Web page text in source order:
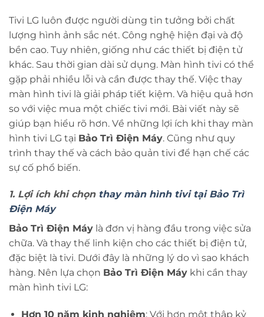
Tivi LG luôn được người dùng tin tưởng bởi chất
lượng hình ảnh sắc nét. Công nghệ hiện đại và độ
bền cao. Tuy nhiên, giống như các thiết bị điện tử
khác. Sau thời gian dài sử dụng. Màn hình tivi có thể
gặp phải nhiều lỗi và cần được thay thế. Việc thay
màn hình tivi là giải pháp tiết kiệm. Và hiệu quả hơn
so với việc mua một chiếc tivi mới. Bài viết này sẽ
giúp bạn hiểu rõ hơn. Về những lợi ích khi thay màn
hình tivi LG tại Bảo Trì Điện Máy. Cũng như quy
trình thay thế và cách bảo quản tivi để hạn chế các
sự cố phổ biến.
1. Lợi ích khi chọn thay màn hình tivi tại Bảo Trì
Điện Máy
Bảo Trì Điện Máy là đơn vị hàng đầu trong việc sửa
chữa. Và thay thế linh kiện cho các thiết bị điện tử,
đặc biệt là tivi. Dưới đây là những lý do vì sao khách
hàng. Nên lựa chọn Bảo Trì Điện Máy khi cần thay
màn hình tivi LG:
Hơn 10 năm kinh nghiệm: Với hơn một thập kỷ